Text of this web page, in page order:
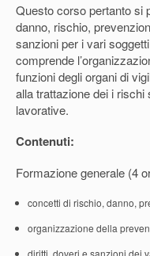
Questo corso pertanto si
danno, rischio,
sanzioni per i vari
comprende
funzioni degli organi di
alla trattazione dei i
lavorative.
Contenuti:
Formazione generale (4
concetti di rischio, danno,
organizzazione della
diritti, doveri e sanzioni dei